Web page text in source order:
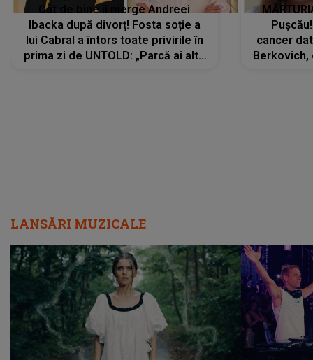
Cât de bine îi merge Andreei
Ibacka după divorț! Fosta soție a
lui Cabral a întors toate privirile în
prima zi de UNTOLD: „Parcă ai altă
cancer
Berkovich,
LANSĂRI MUZICALE